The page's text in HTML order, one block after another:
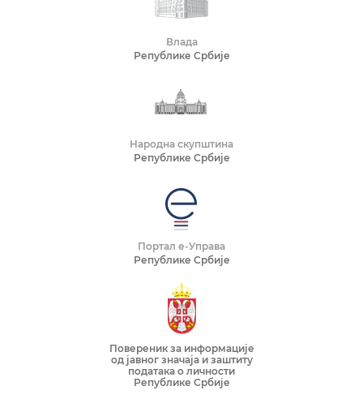
Влада
Републике Србије
Народна скупштина
Републике Србије
Портал е-Управа
Републике Србије
Повереник за информације
од јавног значаја и заштиту
података о личности
Републике Србије